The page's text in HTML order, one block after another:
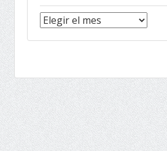
Noticias
(archivo)